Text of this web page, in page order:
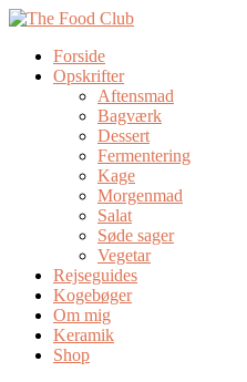
Forside
Opskrifter
Aftensmad
Bagværk
Dessert
Fermentering
Kage
Morgenmad
Salat
Søde sager
Vegetar
Rejseguides
Kogebøger
Om mig
Keramik
Shop